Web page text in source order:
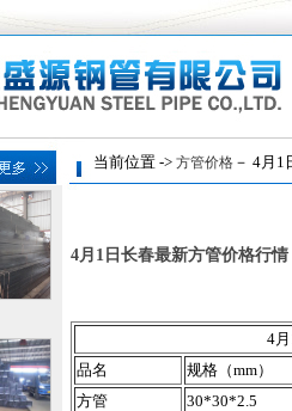
当前位置 -> 方管价格－ 4月1
4月1日长春最新方管价格行情
4
品名
规格（mm）
方管
30*30*2.5